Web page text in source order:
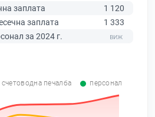
заплата
1 120
заплата
1 333
за 2024 г.
счетоводна печалба персонал